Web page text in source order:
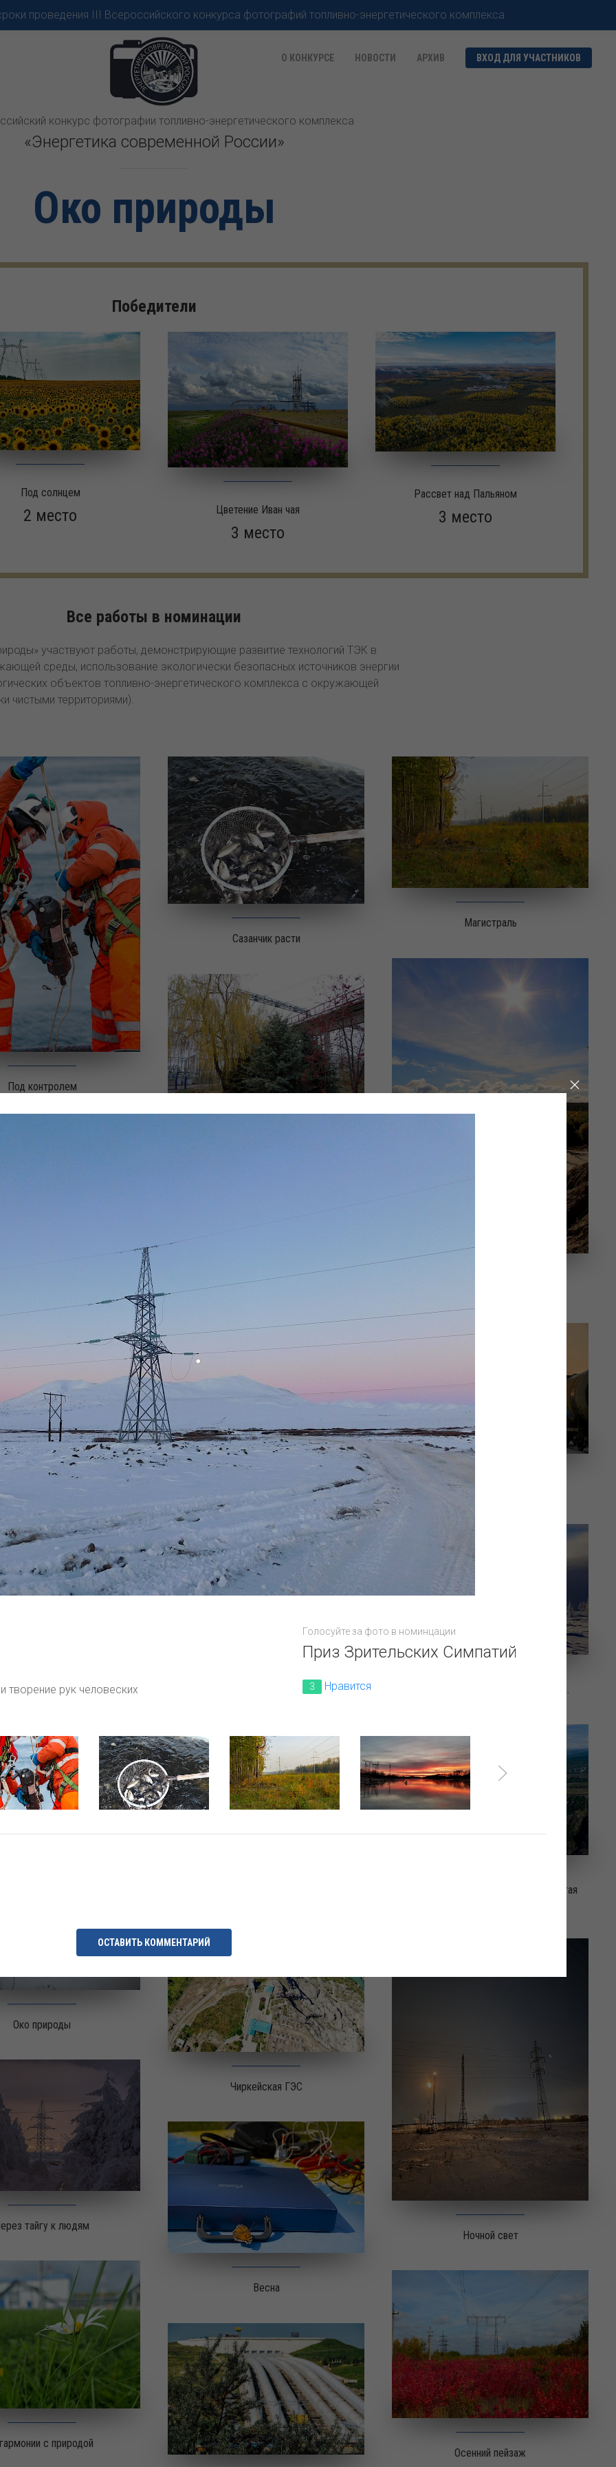
проведения III Всероссийского конкурса фотографий топливно-энергетического комплекса
О КОНКУРСЕ НОВОСТИ АРХИВ ВХОД ДЛЯ УЧАСТНИКОВ
конкурс фотографии топливно-энергетического комплекса
«Энергетика современной России»
Око природы
Победители
Под солнцем
2 место Цветение Иван чая
3 место
Рассвет над Пальяном
3 место
Все работы в номинации
участвуют работы, демонстрирующие развитие технологий ТЭК в
среды, использование экологически безопасных источников энергии
объектов топливно-энергетического комплекса с окружающей
чистыми территориями).
Под контролем
Сазанчик расти
Магистраль
желтый свет
2_ Закат в Сокуре
Дорога домой
Город засыпает
Минус 50 градусов. Зимняя радуга.
Око природы
«Безмятежность»
Чиркейская ГЭС - экологически чистая
тайгу к людям
Чиркейская ГЭС
Ночной свет
с природой
Весна
Осенний пейзаж
творение рук человеских
Голосуйте за фото в номинцации
Приз Зрительских Симпатий
3 Нравится
ОСТАВИТЬ КОММЕНТАРИЙ